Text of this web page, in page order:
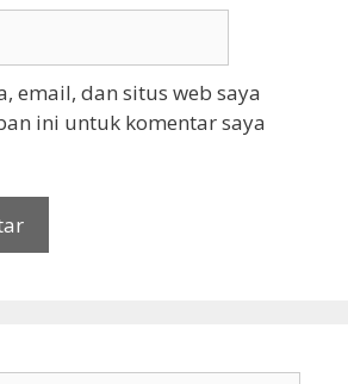
email, dan situs web saya
ini untuk komentar saya